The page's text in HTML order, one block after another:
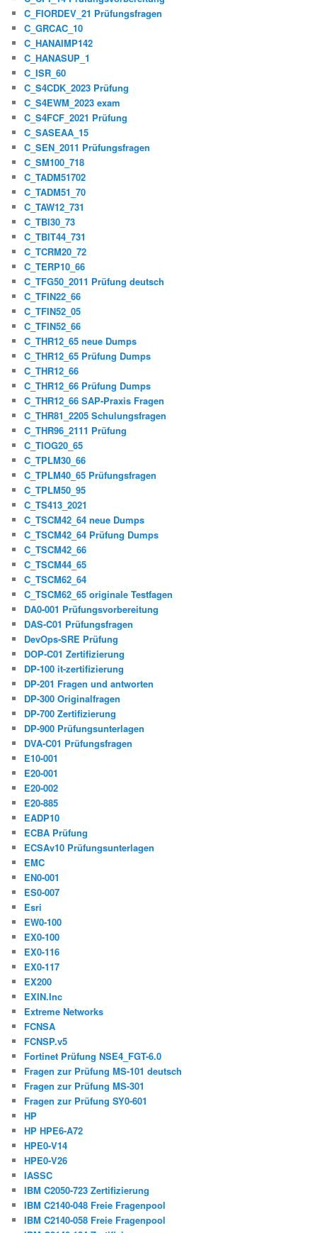
C_FIORDEV_21 Prüfungsfragen
C_GRCAC_10
C_HANAIMP142
C_HANASUP_1
C_ISR_60
C_S4CDK_2023 Prüfung
C_S4EWM_2023 exam
C_S4FCF_2021 Prüfung
C_SASEAA_15
C_SEN_2011 Prüfungsfragen
C_SM100_718
C_TADM51702
C_TADM51_70
C_TAW12_731
C_TBI30_73
C_TBIT44_731
C_TCRM20_72
C_TERP10_66
C_TFG50_2011 Prüfung deutsch
C_TFIN22_66
C_TFIN52_05
C_TFIN52_66
C_THR12_65 neue Dumps
C_THR12_65 Prüfung Dumps
C_THR12_66
C_THR12_66 Prüfung Dumps
C_THR12_66 SAP-Praxis Fragen
C_THR81_2205 Schulungsfragen
C_THR96_2111 Prüfung
C_TIOG20_65
C_TPLM30_66
C_TPLM40_65 Prüfungsfragen
C_TPLM50_95
C_TS413_2021
C_TSCM42_64 neue Dumps
C_TSCM42_64 Prüfung Dumps
C_TSCM42_66
C_TSCM44_65
C_TSCM62_64
C_TSCM62_65 originale Testfagen
DA0-001 Prüfungsvorbereitung
DAS-C01 Prüfungsfragen
DevOps-SRE Prüfung
DOP-C01 Zertifizierung
DP-100 it-zertifizierung
DP-201 Fragen und antworten
DP-300 Originalfragen
DP-700 Zertifizierung
DP-900 Prüfungsunterlagen
DVA-C01 Prüfungsfragen
E10-001
E20-001
E20-002
E20-885
EADP10
ECBA Prüfung
ECSAv10 Prüfungsunterlagen
EMC
EN0-001
ES0-007
Esri
EW0-100
EX0-100
EX0-116
EX0-117
EX200
EXIN.Inc
Extreme Networks
FCNSA
FCNSP.v5
Fortinet Prüfung NSE4_FGT-6.0
Fragen zur Prüfung MS-101 deutsch
Fragen zur Prüfung MS-301
Fragen zur Prüfung SY0-601
HP
HP HPE6-A72
HPE0-V14
HPE0-V26
IASSC
IBM C2050-723 Zertifizierung
IBM C2140-048 Freie Fragenpool
IBM C2140-058 Freie Fragenpool